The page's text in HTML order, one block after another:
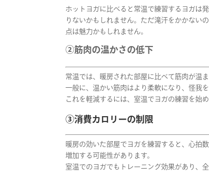
ホットヨガに比べると常温で練習するヨガは
りないかもしれません。ただ滝汗をかかない
点は魅力かもしれません。
②筋肉の温かさの低下
常温では、暖房された部屋に比べて筋肉が温
一般に、温かい筋肉はより柔軟になり、怪我を
これを軽減するには、室温でヨガの練習を始
③消費カロリーの制限
暖房の効いた部屋でヨガを練習すると、心拍
増加する可能性があります。
室温でのヨガでもトレーニング効果があり、